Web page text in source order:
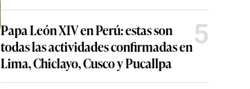
Papa León XIV en Perú: estas son
todas las actividades confirmadas en
Lima, Chiclayo, Cusco y Pucallpa
5